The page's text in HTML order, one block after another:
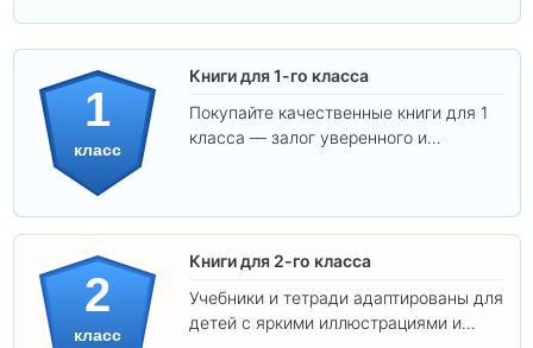
1
класс
Книги для 1-го класса
Покупайте качественные книги для 1
класса — залог уверенного и
2
класс
Книги для 2-го класса
Учебники и тетради адаптированы для
детей с яркими иллюстрациями и